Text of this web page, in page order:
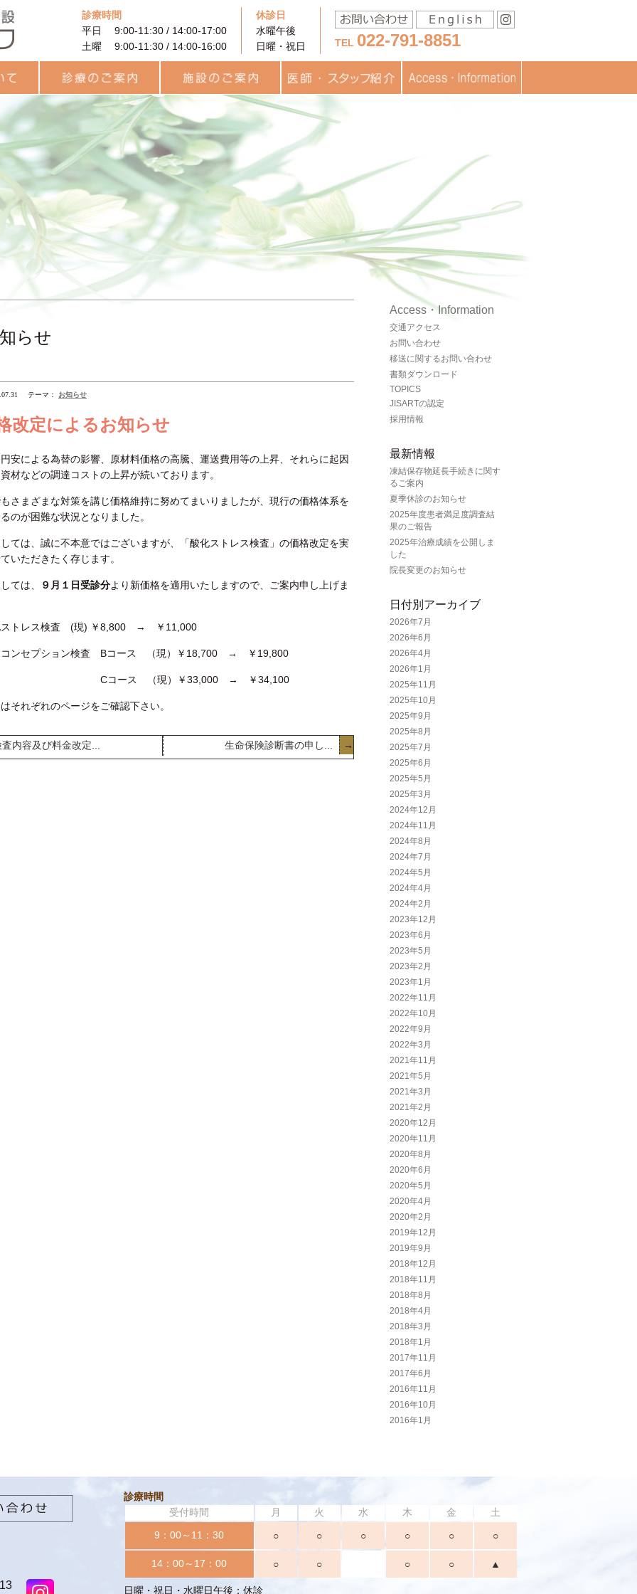
診療時間
平日 9:00-11:30 / 14:00-17:00
土曜 9:00-11:30 / 14:00-16:00
休診日
水曜午後
日曜・祝日
TEL 022-791-8851
利用
診療のご案内
（PGT-A・SR）
PRP (多血小板血漿）を
用いた不妊治療
治療費用について
カウンセリング
プレコンセプション検査 医師・スタッフ紹介
チーム医療
スタッフブログ
Access・Information
交通アクセス
お問い合わせ
移送に関するお問い合わせ
書類ダウンロード
TOPICS
JISARTの認定
採用情報
最新情報
凍結保存物延長手続きに関す
るご案内
夏季休診のお知らせ
2025年度患者満足度調査結
果のご報告
2025年治療成績を公開しま
した
院長変更のお知らせ
日付別アーカイブ
2026年7月
2026年6月
2026年4月
2026年1月
2025年11月
2025年10月
2025年9月
2025年8月
2025年7月
2025年6月
2025年5月
2025年3月
2024年12月
2024年11月
2024年8月
2024年7月
2024年5月
2024年4月
2024年2月
2023年12月
2023年6月
2023年5月
2023年2月
2023年1月
2022年11月
2022年10月
2022年9月
2022年3月
2021年11月
2021年5月
2021年3月
2021年2月
2020年12月
2020年11月
2020年8月
2020年6月
2020年5月
2020年4月
2020年2月
2019年12月
2019年9月
2018年12月
2018年11月
2018年8月
2018年4月
2018年3月
2018年1月
2017年11月
2017年6月
2016年11月
2016年10月
2016年1月
らせ
テーマ： お知らせ
改定によるお知らせ
安による為替の影響、原材料価格の高騰、運送費用等の上昇、それらに起因
材などの調達コストの上昇が続いております。
さまざまな対策を講じ価格維持に努めてまいりましたが、現行の価格体系を
のが困難な状況となりました。
ては、誠に不本意ではございますが、「酸化ストレス検査」の価格改定を実
いただきたく存じます。
ては、 ９月１日受診分より新価格を適用いたしますので、ご案内申し上げま
ストレス検査 (現) ￥8,800 → ￥11,000
コンセプション検査 Bコース （現）￥18,700 → ￥19,800
ース （現）￥33,000 → ￥34,100
それぞれのページをご確認下さい。
査内容及び料金改定... 生命保険診断書の申し... →
診療時間
受付時間
月 火 水 木 金
土
9：00～11：30
○ ○ ○ ○ ○ ○
14：00～17：00 ○ ○ ○ ○ ▲
日曜・祝日・水曜日午後：休診